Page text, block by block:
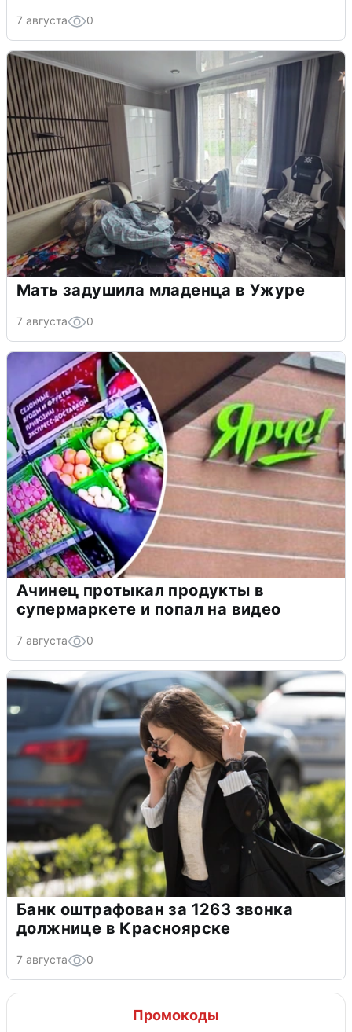
7 августа 0
Мать задушила младенца в Ужуре
7 августа 0
Ачинец протыкал продукты в
супермаркете и попал на видео
7 августа 0
Банк оштрафован за 1263 звонка
должнице в Красноярске
7 августа 0
Промокоды